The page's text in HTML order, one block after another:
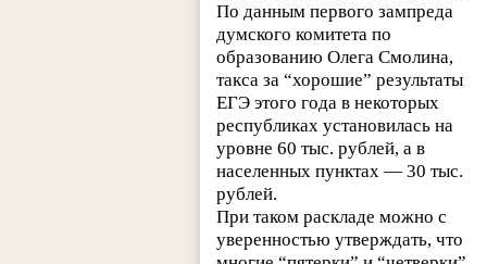
По данным первого зампреда
думского комитета по
образованию Олега Смолина,
такса за “хорошие” результаты
ЕГЭ этого года в некоторых
республиках установилась на
уровне 60 тыс. рублей, а в
населенных пунктах — 30 тыс.
рублей.
При таком раскладе можно с
уверенностью утверждать, что